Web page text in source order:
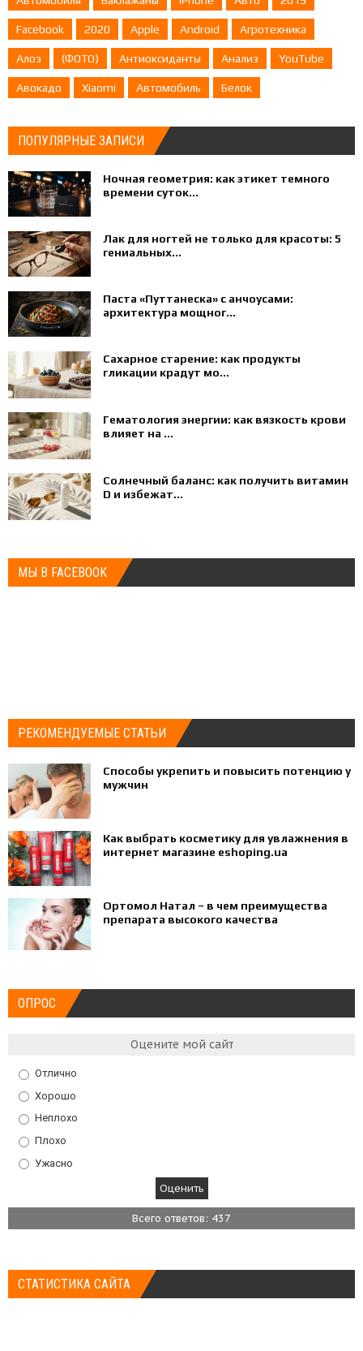
Facebook 2020 Apple Android Агротехника
Алоэ (ФОТО) Антиоксиданты Анализ YouTube
Авокадо Xiaomi Автомобиль Белок
ПОПУЛЯРНЫЕ ЗАПИСИ
Ночная геометрия: как этикет темного
времени суток...
Лак для ногтей не только для красоты: 5
гениальных...
Паста «Путтанеска» с анчоусами:
архитектура мощног...
Сахарное старение: как продукты
гликации крадут мо...
Гематология энергии: как вязкость крови
влияет на ...
Солнечный баланс: как получить витамин
D и избежат...
МЫ В FACEBOOK
РЕКОМЕНДУЕМЫЕ СТАТЬИ
Способы укрепить и повысить потенцию у
мужчин
Как выбрать косметику для увлажнения в
интернет магазине eshoping.ua
Ортомол Натал – в чем преимущества
препарата высокого качества
ОПРОС
Оцените мой сайт
Отлично
Хорошо
Неплохо
Плохо
Ужасно
Всего ответов: 437
СТАТИСТИКА САЙТА